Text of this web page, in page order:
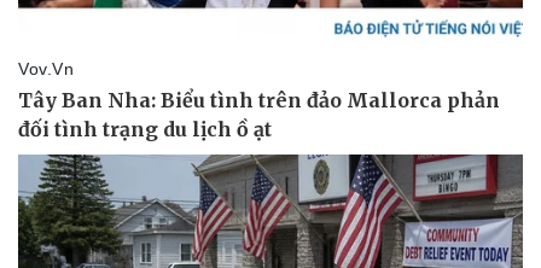
Pháp luật
Vụ án
Tin nóng
Tư vấn luật
Quân sự - Quốc phòng
Vũ khí
Việt Nam
Phân tích